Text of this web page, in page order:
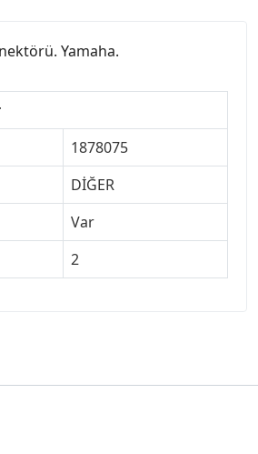
Yamaha.
1878075
DİĞER
Var
2